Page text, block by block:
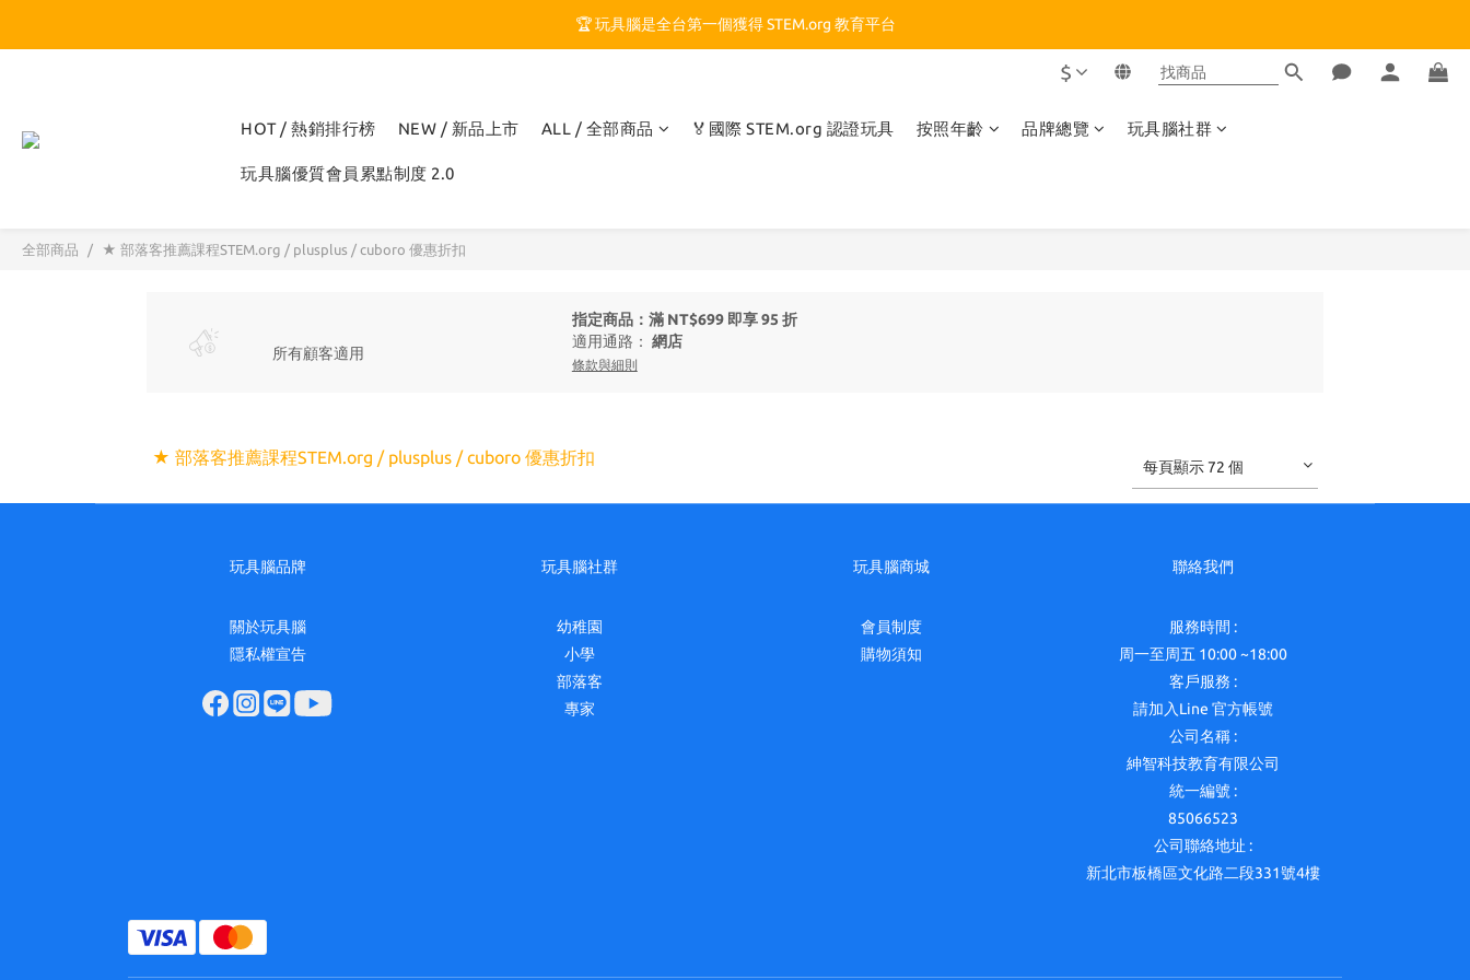
🏆 玩具腦是全台第一個獲得 STEM.org 教育平台
🏆 玩具腦是全台第一個獲得 STEM.org 教育平台
$
HOT / 熱銷排行榜 NEW / 新品上市 ALL / 全部商品 🏅國際 STEM.org 認證玩具 按照年齡 品牌總覽 玩具腦社群
玩具腦優質會員累點制度 2.0
全部商品 ★ 部落客推薦課程STEM.org / plusplus / cuboro 優惠折扣
所有顧客適用
指定商品：滿 NT$699 即享 95 折
適用通路： 網店
條款與細則
★ 部落客推薦課程STEM.org / plusplus / cuboro 優惠折扣 每頁顯示 72 個
玩具腦品牌
關於玩具腦
隱私權宣告
玩具腦社群
幼稚園
小學
部落客
專家
玩具腦商城
會員制度
購物須知
聯絡我們
服務時間 :
周一至周五 10:00 ~18:00
客戶服務 :
請加入Line 官方帳號
公司名稱 :
紳智科技教育有限公司
統一編號 :
85066523
公司聯絡地址 :
新北市板橋區文化路二段331號4樓